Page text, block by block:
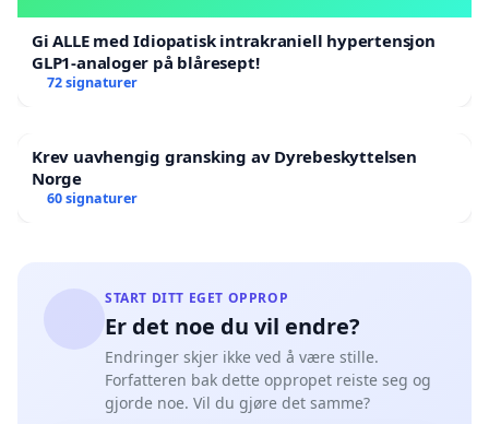
Gi ALLE med Idiopatisk intrakraniell hypertensjon
GLP1-analoger på blåresept!
72 signaturer
Krev uavhengig gransking av Dyrebeskyttelsen
Norge
60 signaturer
START DITT EGET OPPROP
Er det noe du vil endre?
Endringer skjer ikke ved å være stille.
Forfatteren bak dette oppropet reiste seg og
gjorde noe. Vil du gjøre det samme?